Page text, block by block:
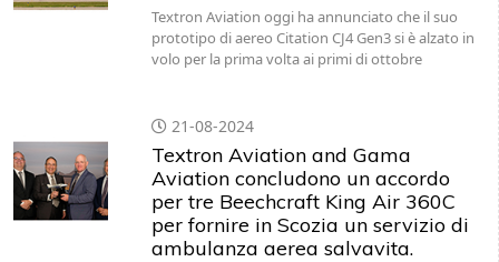
Textron Aviation oggi ha annunciato che il suo
prototipo di aereo Citation CJ4 Gen3 si è alzato in
volo per la prima volta ai primi di ottobre
21-08-2024
Textron Aviation and Gama
Aviation concludono un accordo
per tre Beechcraft King Air 360C
per fornire in Scozia un servizio di
ambulanza aerea salvavita.